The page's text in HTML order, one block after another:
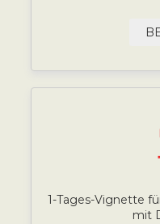
1-Tages-Vignette
mit